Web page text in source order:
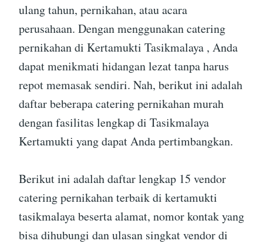
ulang tahun, pernikahan, atau acara
perusahaan. Dengan menggunakan catering
pernikahan di Kertamukti Tasikmalaya , Anda
dapat menikmati hidangan lezat tanpa harus
repot memasak sendiri. Nah, berikut ini adalah
daftar beberapa catering pernikahan murah
dengan fasilitas lengkap di Tasikmalaya
Kertamukti yang dapat Anda pertimbangkan.
Berikut ini adalah daftar lengkap 15 vendor
catering pernikahan terbaik di kertamukti
tasikmalaya beserta alamat, nomor kontak yang
bisa dihubungi dan ulasan singkat vendor di